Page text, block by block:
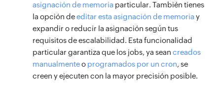
asignación de memoria particular. También tienes
la opción deeditar esta asignación de memoria y
expandir o reducir la asignación según tus
requisitos de escalabilidad. Esta funcionalidad
particular garantiza que los jobs, ya sean creados
manualmenteo programados por un cron, se
creen y ejecuten con la mayor precisión posible.